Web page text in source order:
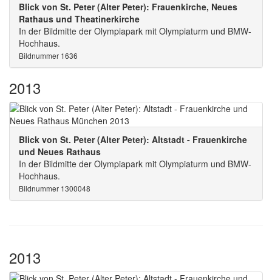
Blick von St. Peter (Alter Peter): Frauenkirche, Neues
Rathaus und Theatinerkirche
In der Bildmitte der Olympiapark mit Olympiaturm und BMW-
Hochhaus.
Bildnummer 1636
2013
Blick von St. Peter (Alter Peter): Altstadt - Frauenkirche
und Neues Rathaus
In der Bildmitte der Olympiapark mit Olympiaturm und BMW-
Hochhaus.
Bildnummer 1300048
2013